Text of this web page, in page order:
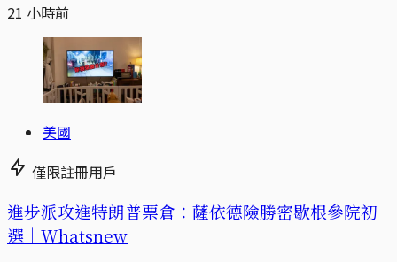
21 小時前
美國
僅限註冊用戶
進步派攻進特朗普票倉：薩依德險勝密歇根參院初
選｜Whatsnew